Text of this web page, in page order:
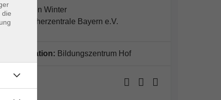
Dr. Maiken Winter
Verbraucherzentrale Bayern e.V.
Organisation: Bildungszentrum Hof
Ort:
Online
die